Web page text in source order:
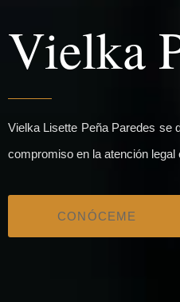
Vielka
Vielka Lisette Peña Paredes se
compromiso en la atención
CONÓCEME